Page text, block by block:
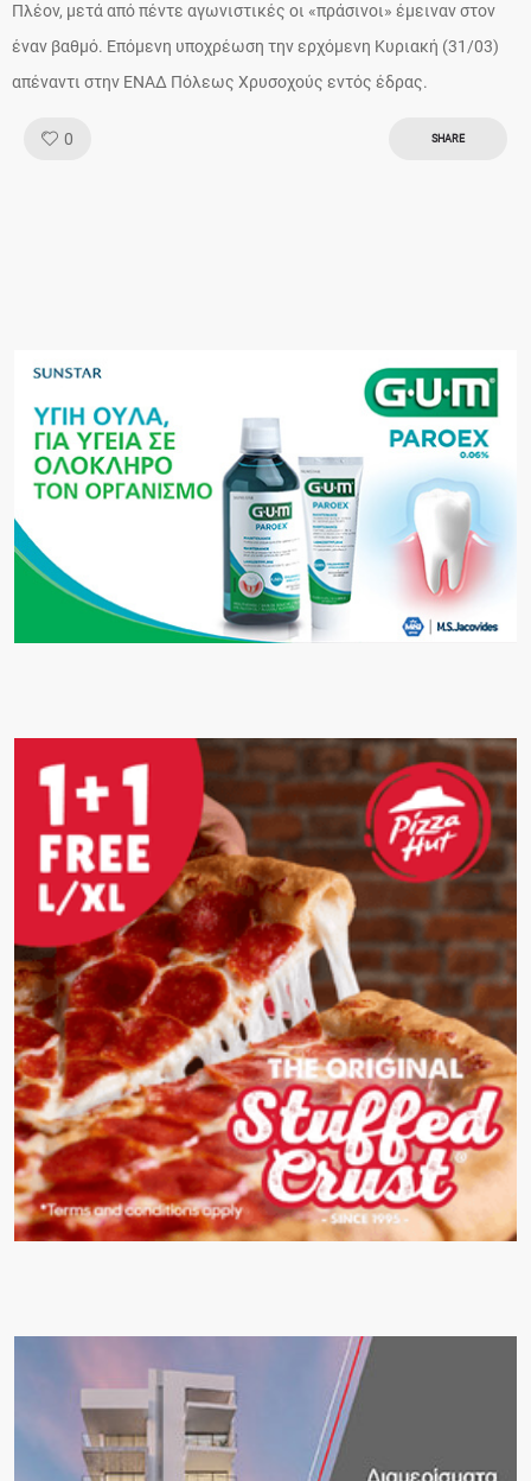
Πλέον, μετά από πέντε αγωνιστικές οι «πράσινοι» έμειναν στον
έναν βαθμό. Επόμενη υποχρέωση την ερχόμενη Κυριακή (31/03)
απέναντι στην ΕΝΑΔ Πόλεως Χρυσοχούς εντός έδρας.
0 SHARE